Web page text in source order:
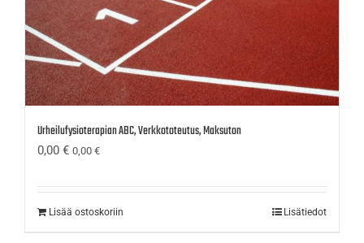
Urheilufysioterapian ABC, Verkkototeutus, Maksuton
0,00 € 0,00 €
Lisää ostoskoriin Lisätiedot